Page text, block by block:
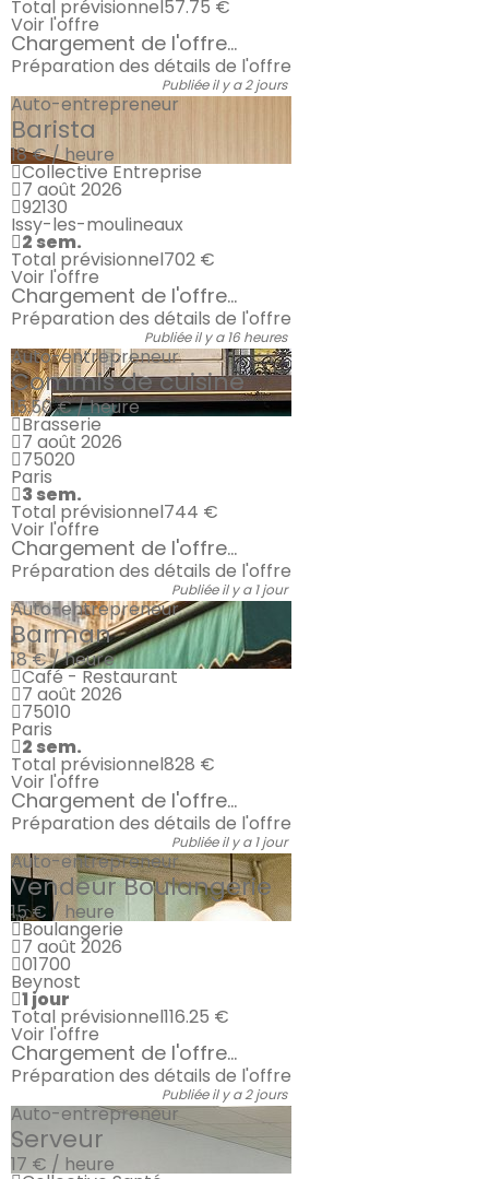
Total prévisionnel57.75 €
Voir l'offre
Chargement de l'offre...
Préparation des détails de l'offre
Publiée il y a 2 jours
Auto-entrepreneur
Barista
18 € / heure
Collective Entreprise
7 août 2026
92130
Issy-les-moulineaux
2 sem.
Total prévisionnel702 €
Voir l'offre
Chargement de l'offre...
Préparation des détails de l'offre
Publiée il y a 16 heures
Auto-entrepreneur
Commis de cuisine
15.50 € / heure
Brasserie
7 août 2026
75020
Paris
3 sem.
Total prévisionnel744 €
Voir l'offre
Chargement de l'offre...
Préparation des détails de l'offre
Publiée il y a 1 jour
Auto-entrepreneur
Barman
18 € / heure
Café - Restaurant
7 août 2026
75010
Paris
2 sem.
Total prévisionnel828 €
Voir l'offre
Chargement de l'offre...
Préparation des détails de l'offre
Publiée il y a 1 jour
Auto-entrepreneur
Vendeur Boulangerie
15 € / heure
Boulangerie
7 août 2026
01700
Beynost
1 jour
Total prévisionnel116.25 €
Voir l'offre
Chargement de l'offre...
Préparation des détails de l'offre
Publiée il y a 2 jours
Auto-entrepreneur
Serveur
17 € / heure